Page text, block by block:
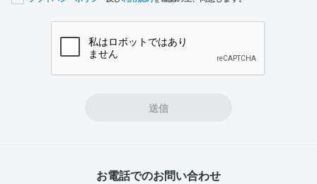
送信
お電話でのお問い合わせ